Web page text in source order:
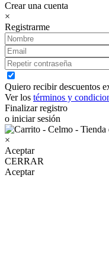
Crear una cuenta
×
Registrarme
Quiero recibir descuentos
Ver los términos y
Finalizar registro
o iniciar sesión
×
Aceptar
CERRAR
Aceptar